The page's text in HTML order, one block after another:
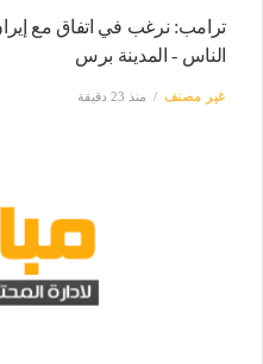
ترامب: نرغب في اتفاق مع
الناس - المدينة برس
غير مصنف منذ 23 دقيقة